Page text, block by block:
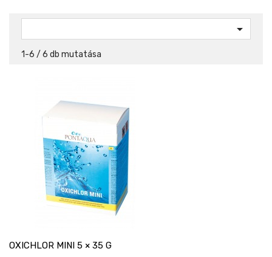

1-6 / 6 db mutatása
OXICHLOR MINI 5 × 35 G